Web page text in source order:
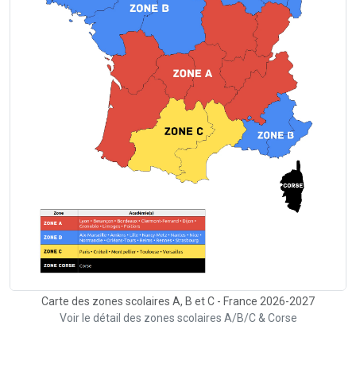
Carte des zones scolaires A, B et C - France 2026-2027
Voir le détail des zones scolaires A/B/C & Corse